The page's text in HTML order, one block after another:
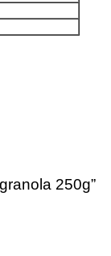
250g”